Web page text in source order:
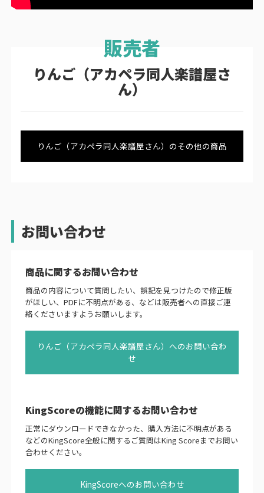
りんご（アカペラ同人楽譜屋さ
ん）
りんご（アカペラ同人楽譜屋さん）のその他の商品
お問い合わせ
商品に関するお問い合わせ
商品の内容について質問したい、誤記を見つけたので修正版
がほしい、PDFに不明点がある、などは販売者への直接ご連
絡くださいますようお願いします。
りんご（アカペラ同人楽譜屋さん）へのお問い合わ
せ
KingScoreの機能に関するお問い合わせ
正常にダウンロードできなかった、購入方法に不明点がある
などのKingScore全般に関するご質問はKing Scoreまでお問い
合わせください。
KingScoreへのお問い合わせ